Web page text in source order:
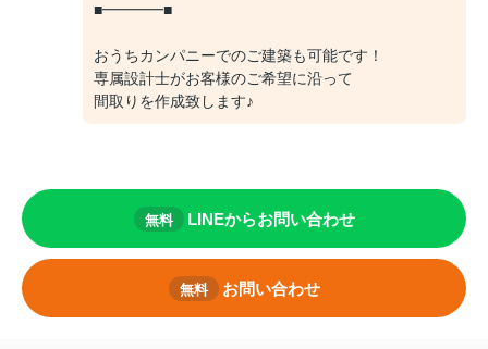
■━━━━■
おうちカンパニーでのご建築も可能です！
専属設計士がお客様のご希望に沿って
間取りを作成致します♪
無料 LINEからお問い合わせ
無料 お問い合わせ